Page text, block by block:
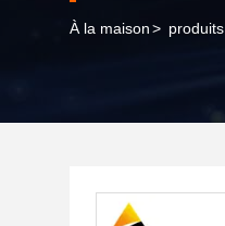
À la maison> produits